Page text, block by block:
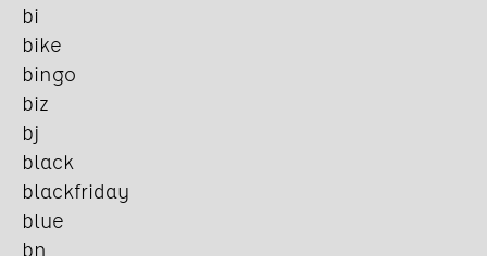
bi
bike
bingo
biz
bj
black
blackfriday
blue
bn